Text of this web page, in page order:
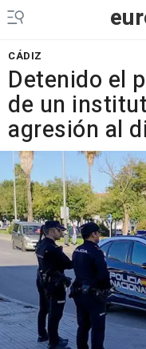
CÁDIZ
Detenido el
de un
agresión al